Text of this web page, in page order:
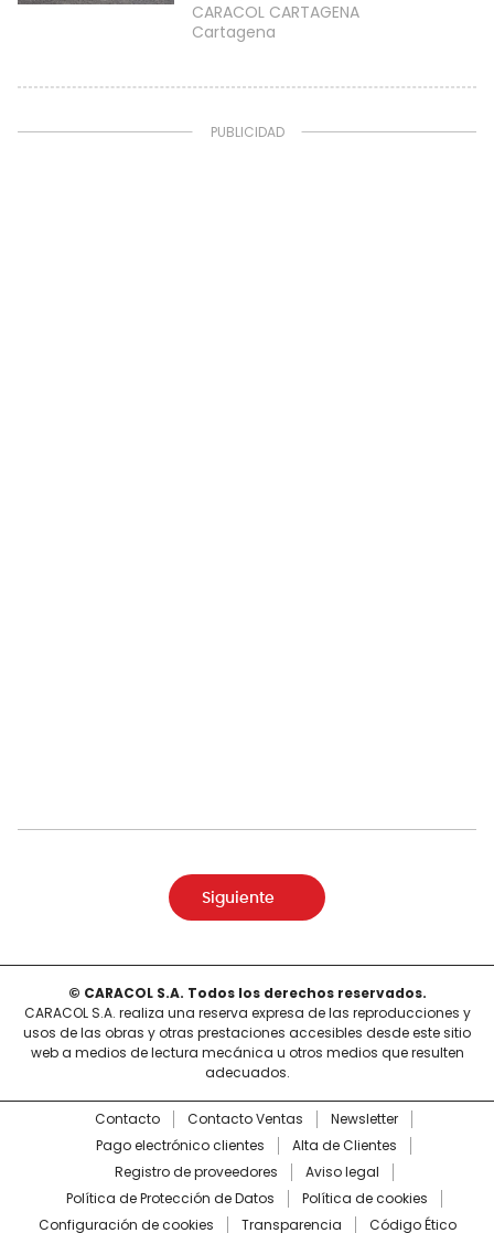
CARACOL CARTAGENA
Cartagena
Siguiente
© CARACOL S.A. Todos los derechos reservados.
CARACOL S.A. realiza una reserva expresa de las reproducciones y
usos de las obras y otras prestaciones accesibles desde este sitio
web a medios de lectura mecánica u otros medios que resulten
adecuados.
Contacto Contacto Ventas
Newsletter
Pago electrónico clientes
Alta de Clientes
Registro de proveedores
Aviso legal
Política de Protección de Datos
Política de cookies
Configuración de cookies
Transparencia Código Ético